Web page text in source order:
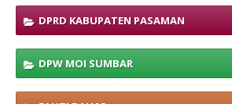
DPRD KABUPATEN PASAMAN
DPW MOI SUMBAR